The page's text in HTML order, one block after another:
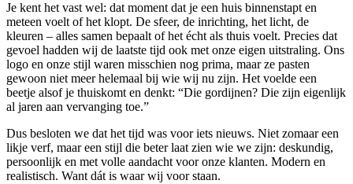
Je kent het vast wel: dat moment dat je een huis binnenstapt en
meteen voelt of het klopt. De sfeer, de inrichting, het licht, de
kleuren – alles samen bepaalt of het écht als thuis voelt. Precies dat
gevoel hadden wij de laatste tijd ook met onze eigen uitstraling. Ons
logo en onze stijl waren misschien nog prima, maar ze pasten
gewoon niet meer helemaal bij wie wij nu zijn. Het voelde een
beetje alsof je thuiskomt en denkt: “Die gordijnen? Die zijn eigenlijk
al jaren aan vervanging toe.”
Dus besloten we dat het tijd was voor iets nieuws. Niet zomaar een
likje verf, maar een stijl die beter laat zien wie we zijn: deskundig,
persoonlijk en met volle aandacht voor onze klanten. Modern en
realistisch. Want dát is waar wij voor staan.